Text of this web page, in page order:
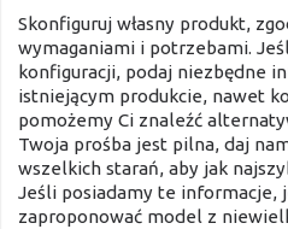
Skonfiguruj własny produkt,
wymaganiami i potrzebami.
konfiguracji, podaj niezbędne
istniejącym produkcie, nawet
pomożemy Ci znaleźć
Twoja prośba jest pilna, daj
wszelkich starań, aby jak
Jeśli posiadamy te informacje,
zaproponować model z